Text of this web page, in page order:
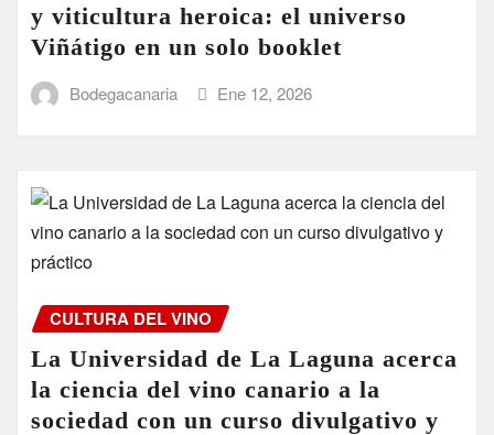
y viticultura heroica: el universo
Viñátigo en un solo booklet
Bodegacanaria Ene 12, 2026
CULTURA DEL VINO
La Universidad de La Laguna acerca
la ciencia del vino canario a la
sociedad con un curso divulgativo y